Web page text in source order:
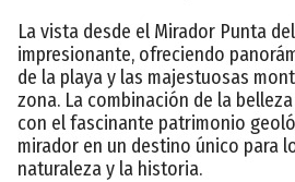
La vista desde el Mirador Punta
impresionante, ofreciendo
de la playa y las majestuosas
zona. La combinación de la
con el fascinante patrimonio
mirador en un destino único para
naturaleza y la historia.